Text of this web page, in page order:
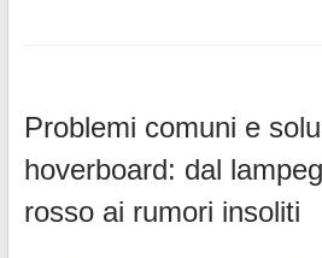
Problemi comuni e
hoverboard: dal
rosso ai rumori insoliti